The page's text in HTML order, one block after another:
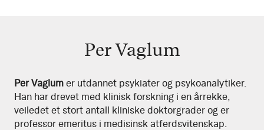
Per Vaglum
Per
Vaglum
Per Vaglum er utdannet psykiater og psykoanalytiker.
Han har drevet med klinisk forskning i en årrekke,
veiledet et stort antall kliniske doktorgrader og er
professor emeritus i medisinsk atferdsvitenskap.